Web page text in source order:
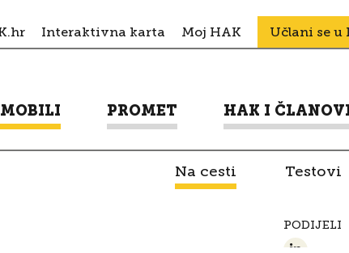
Interaktivna karta Moj HAK Učlani se u
PROMET HAK I
Na cesti Testovi
PODIJELI